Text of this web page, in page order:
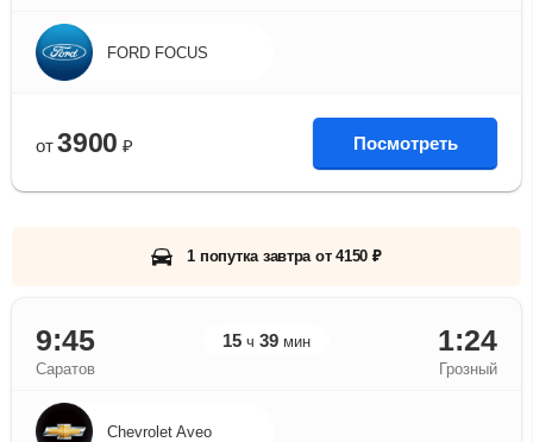
FORD FOCUS
от 3900 ₽ Посмотреть
1 попутка завтра от 4150 ₽
9:45 15 ч 39 мин 1:24
Саратов Грозный
Chevrolet Aveo